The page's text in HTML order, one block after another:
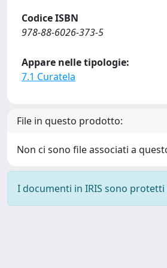
Codice ISBN
978-88-6026-373-5
Appare nelle tipologie:
7.1 Curatela
File in questo prodotto:
Non ci sono file associati a
I documenti in IRIS sono